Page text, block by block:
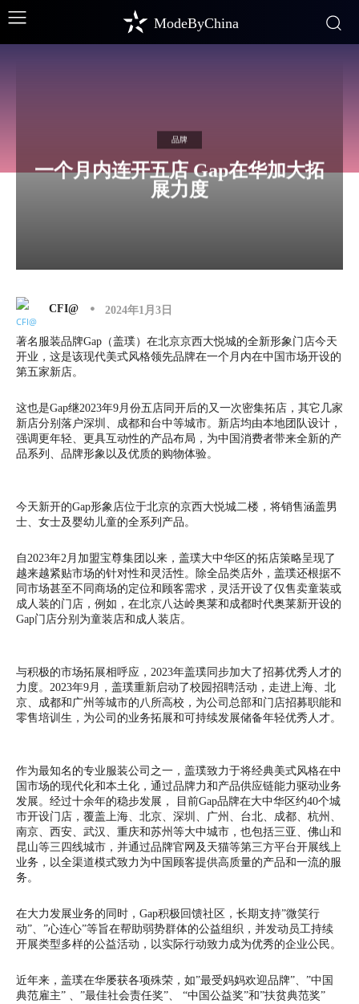
ModeByChina
品牌
一个月内连开五店 Gap在华加大拓
展力度
CFI@ 2024年1月3日
著名服装品牌Gap（盖璞）在北京京西大悦城的全新形象门店今天
开业，这是该现代美式风格领先品牌在一个月内在中国市场开设的
第五家新店。
这也是Gap继2023年9月份五店同开后的又一次密集拓店，其它几家
新店分别落户深圳、成都和台中等城市。新店均由本地团队设计，
强调更年轻、更具互动性的产品布局，为中国消费者带来全新的产
品系列、品牌形象以及优质的购物体验。
今天新开的Gap形象店位于北京的京西大悦城二楼，将销售涵盖男
士、女士及婴幼儿童的全系列产品。
自2023年2月加盟宝尊集团以来，盖璞大中华区的拓店策略呈现了
越来越紧贴市场的针对性和灵活性。除全品类店外，盖璞还根据不
同市场甚至不同商场的定位和顾客需求，灵活开设了仅售卖童装或
成人装的门店，例如，在北京八达岭奥莱和成都时代奥莱新开设的
Gap门店分别为童装店和成人装店。
与积极的市场拓展相呼应，2023年盖璞同步加大了招募优秀人才的
力度。2023年9月，盖璞重新启动了校园招聘活动，走进上海、北
京、成都和广州等城市的八所高校，为公司总部和门店招募职能和
零售培训生，为公司的业务拓展和可持续发展储备年轻优秀人才。
作为最知名的专业服装公司之一，盖璞致力于将经典美式风格在中
国市场的现代化和本土化，通过品牌力和产品供应链能力驱动业务
发展。经过十余年的稳步发展， 目前Gap品牌在大中华区约40个城
市开设门店，覆盖上海、北京、深圳、广州、台北、成都、杭州、
南京、西安、武汉、重庆和苏州等大中城市，也包括三亚、佛山和
昆山等三四线城市，并通过品牌官网及天猫等第三方平台开展线上
业务，以全渠道模式致力为中国顾客提供高质量的产品和一流的服
务。
在大力发展业务的同时，Gap积极回馈社区，长期支持”微笑行
动”、”心连心”等旨在帮助弱势群体的公益组织，并发动员工持续
开展类型多样的公益活动，以实际行动致力成为优秀的企业公民。
近年来，盖璞在华屡获各项殊荣，如”最受妈妈欢迎品牌”、”中国
典范雇主” 、”最佳社会责任奖”、 “中国公益奖”和”扶贫典范奖”